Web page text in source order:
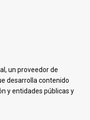
un proveedor de
desarrolla contenido
y entidades públicas y